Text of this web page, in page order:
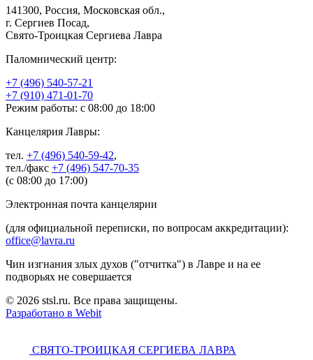
141300, Россия, Московская обл.,
г. Сергиев Посад,
Свято-Троицкая Сергиева Лавра
Паломнический центр:
+7 (496) 540-57-21
+7 (910) 471-01-70
Режим работы: с 08:00 до 18:00
Канцелярия Лавры:
тел. +7 (496) 540-59-42,
тел./факс +7 (496) 547-70-35
(с 08:00 до 17:00)
Электронная почта канцелярии
(для официальной переписки, по вопросам аккредитации):
office@lavra.ru
Чин изгнания злых духов ("отчитка") в Лавре и на ее
подворьях не совершается
© 2026 stsl.ru. Все права защищены.
Разработано в Webit
СВЯТО-ТРОИЦКАЯ СЕРГИЕВА ЛАВРА